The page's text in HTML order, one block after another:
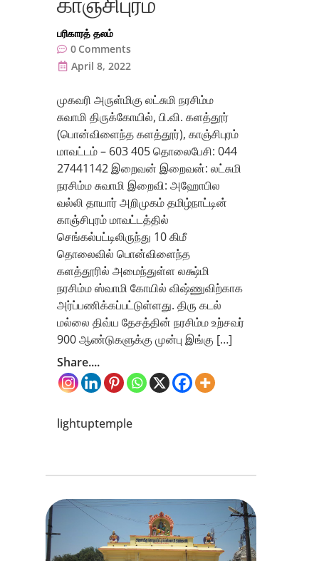
பரிகாரத் தலம்
0 Comments
April 8, 2022
முகவரி அருள்மிகு லட்சுமி நரசிம்ம
சுவாமி திருக்கோயில், பி.வி. களத்தூர்
(பொன்விளைந்த களத்தூர்), காஞ்சிபுரம்
மாவட்டம் – 603 405 தொலைபேசி: 044
27441142 இறைவன் இறைவன்: லட்சுமி
நரசிம்ம சுவாமி இறைவி: அஹோபில
வல்லி தாயார் அறிமுகம் தமிழ்நாட்டின்
காஞ்சிபுரம் மாவட்டத்தில்
செங்கல்பட்டிலிருந்து 10 கிமீ
தொலைவில் பொன்விளைந்த
களத்தூரில் அமைந்துள்ள லக்ஷ்மி
நரசிம்ம ஸ்வாமி கோயில் விஷ்ணுவிற்காக
அர்ப்பணிக்கப்பட்டுள்ளது. திரு கடல்
மல்லை திவ்ய தேசத்தின் நரசிம்ம உற்சவர்
900 ஆண்டுகளுக்கு முன்பு இங்கு […]
Share....
lightuptemple